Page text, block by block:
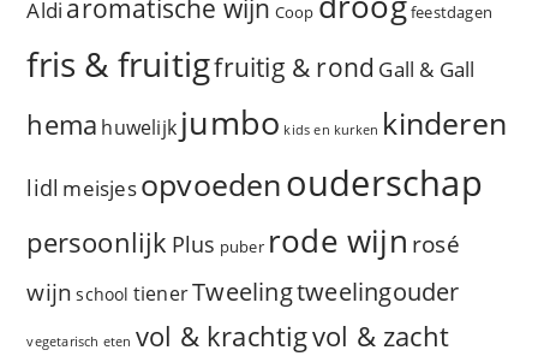
Aldi aromatische wijn Coop feestdagen
fris & fruitigfruitig & rond Gall & Gall
hema huwelijk jumbo kids en kurken kinderen
lidl meisjesopvoedenouderschap
persoonlijk Plus puber rode wijn rosé
wijn school tienerTweelingtweelingouder
vegetarisch eten vol & krachtigvol & zacht